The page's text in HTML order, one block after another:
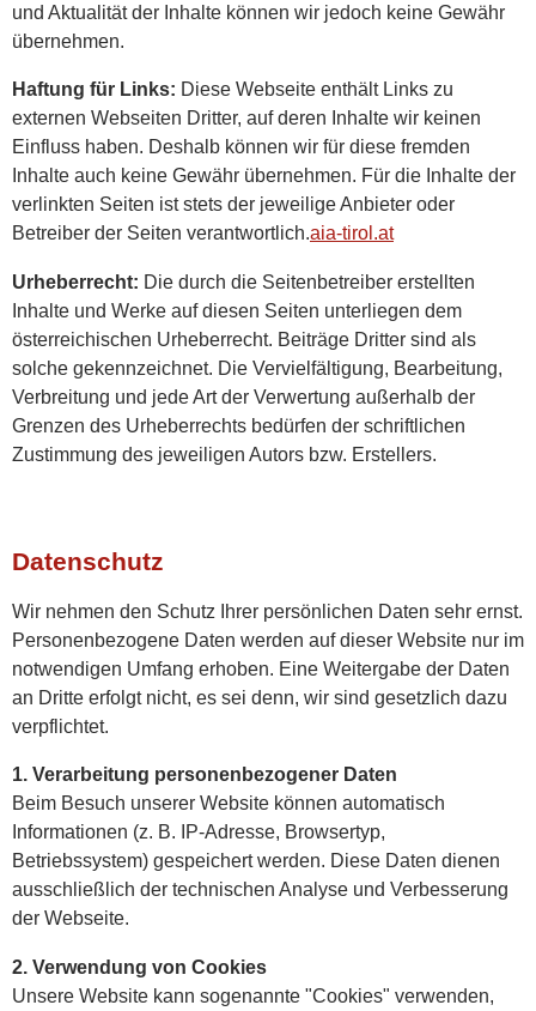
und Aktualität der Inhalte können wir jedoch keine Gewähr
übernehmen.
Haftung für Links: Diese Webseite enthält Links zu
externen Webseiten Dritter, auf deren Inhalte wir keinen
Einfluss haben. Deshalb können wir für diese fremden
Inhalte auch keine Gewähr übernehmen. Für die Inhalte der
verlinkten Seiten ist stets der jeweilige Anbieter oder
Betreiber der Seiten verantwortlich.aia-tirol.at
Urheberrecht: Die durch die Seitenbetreiber erstellten
Inhalte und Werke auf diesen Seiten unterliegen dem
österreichischen Urheberrecht. Beiträge Dritter sind als
solche gekennzeichnet. Die Vervielfältigung, Bearbeitung,
Verbreitung und jede Art der Verwertung außerhalb der
Grenzen des Urheberrechts bedürfen der schriftlichen
Zustimmung des jeweiligen Autors bzw. Erstellers.
Datenschutz
Wir nehmen den Schutz Ihrer persönlichen Daten sehr ernst.
Personenbezogene Daten werden auf dieser Website nur im
notwendigen Umfang erhoben. Eine Weitergabe der Daten
an Dritte erfolgt nicht, es sei denn, wir sind gesetzlich dazu
verpflichtet.
1. Verarbeitung personenbezogener Daten
Beim Besuch unserer Website können automatisch
Informationen (z. B. IP-Adresse, Browsertyp,
Betriebssystem) gespeichert werden. Diese Daten dienen
ausschließlich der technischen Analyse und Verbesserung
der Webseite.
2. Verwendung von Cookies
Unsere Website kann sogenannte "Cookies" verwenden,